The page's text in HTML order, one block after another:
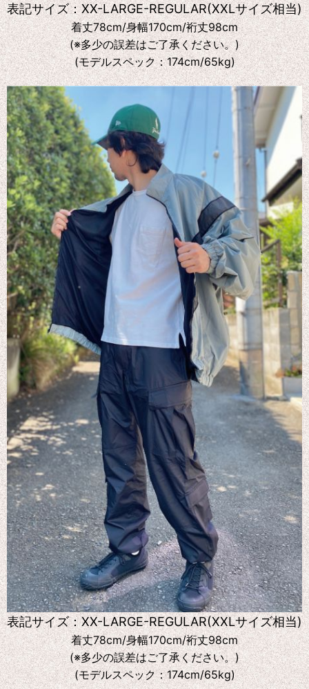
表記サイズ：XX-LARGE-REGULAR(XXLサイズ相当)
着丈78cm/身幅170cm/裄丈98cm
(※多少の誤差はご了承ください。)
(モデルスペック：174cm/65kg)
表記サイズ：XX-LARGE-REGULAR(XXLサイズ相当)
着丈78cm/身幅170cm/裄丈98cm
(※多少の誤差はご了承ください。)
(モデルスペック：174cm/65kg)